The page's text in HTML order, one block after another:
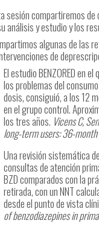
sesión compartiremos
análisis y estudio y los
algunas de las
de
El estudio BENZORED en
los problemas del
dosis, consiguió, a los 12
en el grupo control.
los tres años. Vicens C,
long-term users: 36-
Una revisión sistemática
consultas de atención
BZD comparados con la
retirada, con un NNT
desde el punto de vista
of benzodiazepines in